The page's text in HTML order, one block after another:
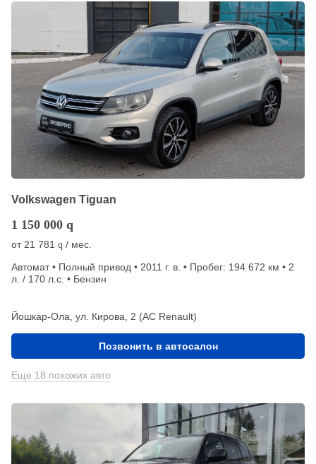
Volkswagen Tiguan
1 150 000 q
от 21 781 q / мес.
Автомат • Полный привод • 2011 г. в. • Пробег: 194 672 км • 2
л. / 170 л.с. • Бензин
Йошкар-Ола, ул. Кирова, 2 (АС Renault)
Позвонить в автосалон
Еще 18 похожих авто